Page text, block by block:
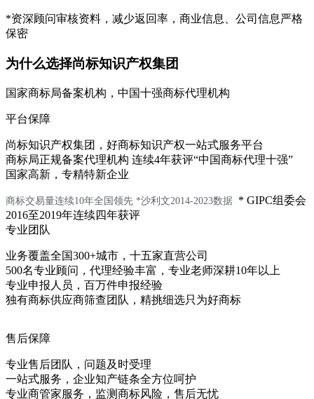
*资深顾问审核资料，减少返回率，商业信息、公司信息严格
保密
为什么选择尚标知识产权集团
国家商标局备案机构，中国十强商标代理机构
平台保障
尚标知识产权集团，好商标知识产权一站式服务平台
商标局正规备案代理机构 连续4年获评“中国商标代理十强”
国家高新，专精特新企业
商标交易量连续10年全国领先 *沙利文2014-2023数据 * GIPC组委会
2016至2019年连续四年获评
专业团队
业务覆盖全国300+城市，十五家直营公司
500名专业顾问，代理经验丰富，专业老师深耕10年以上
专业申报人员，百万件申报经验
独有商标供应商筛查团队，精挑细选只为好商标
售后保障
专业售后团队，问题及时受理
一站式服务，企业知产链条全方位呵护
专业商管家服务，监测商标风险，售后无忧